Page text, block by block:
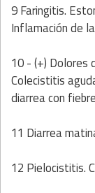
9 Faringitis.
Inflamación de
10 - (+) Dolores
Colecistitis
diarrea con
11 Diarrea
12 Pielocistitis.